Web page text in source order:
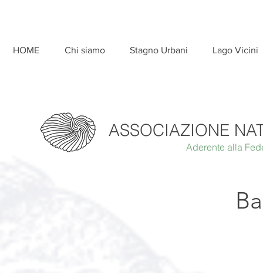
HOME Chi siamo Stagno Urbani Lago Vicini
ASSOCIAZIONE
Aderente alla